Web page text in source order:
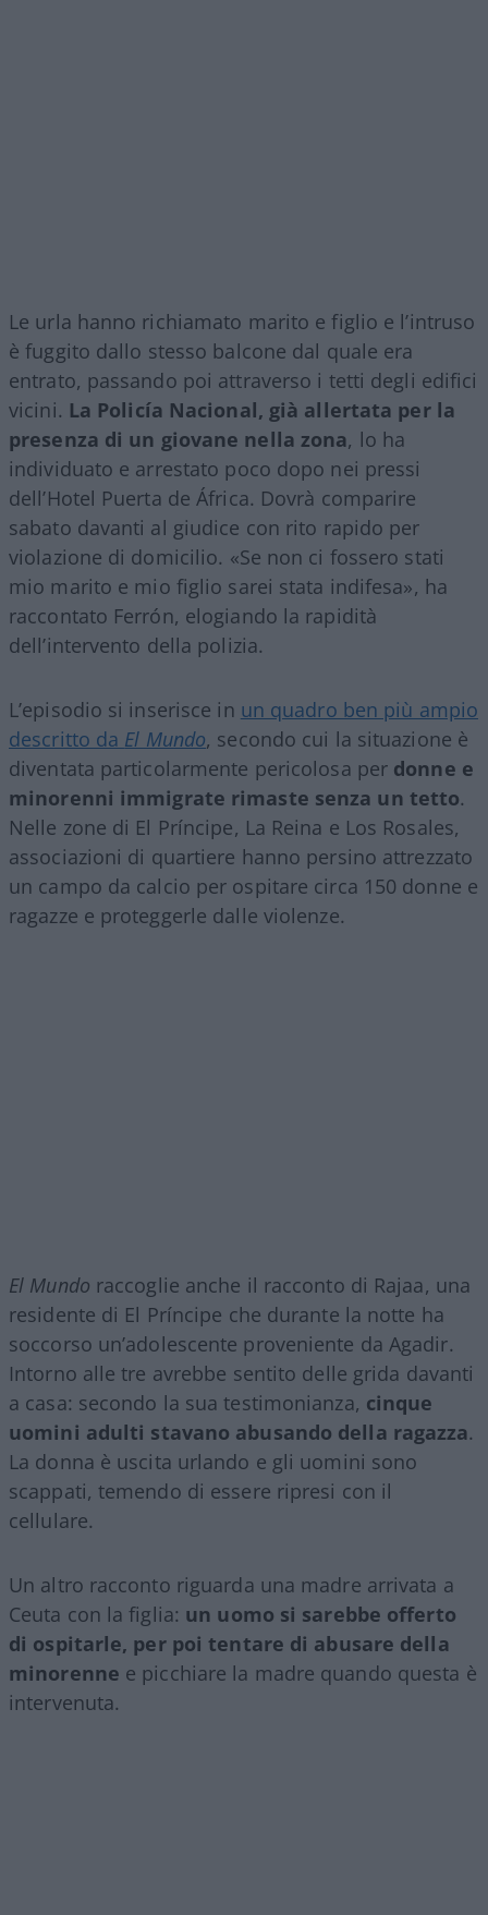
Le urla hanno richiamato marito e figlio e l’intruso
è fuggito dallo stesso balcone dal quale era
entrato, passando poi attraverso i tetti degli edifici
vicini. La Policía Nacional, già allertata per la
presenza di un giovane nella zona, lo ha
individuato e arrestato poco dopo nei pressi
dell’Hotel Puerta de África. Dovrà comparire
sabato davanti al giudice con rito rapido per
violazione di domicilio. «Se non ci fossero stati
mio marito e mio figlio sarei stata indifesa», ha
raccontato Ferrón, elogiando la rapidità
dell’intervento della polizia.
L’episodio si inserisce in un quadro ben più ampio
descritto da El Mundo, secondo cui la situazione è
diventata particolarmente pericolosa per donne e
minorenni immigrate rimaste senza un tetto.
Nelle zone di El Príncipe, La Reina e Los Rosales,
associazioni di quartiere hanno persino attrezzato
un campo da calcio per ospitare circa 150 donne e
ragazze e proteggerle dalle violenze.
El Mundo raccoglie anche il racconto di Rajaa, una
residente di El Príncipe che durante la notte ha
soccorso un’adolescente proveniente da Agadir.
Intorno alle tre avrebbe sentito delle grida davanti
a casa: secondo la sua testimonianza, cinque
uomini adulti stavano abusando della ragazza.
La donna è uscita urlando e gli uomini sono
scappati, temendo di essere ripresi con il
cellulare.
Un altro racconto riguarda una madre arrivata a
Ceuta con la figlia: un uomo si sarebbe offerto
di ospitarle, per poi tentare di abusare della
minorenne e picchiare la madre quando questa è
intervenuta.